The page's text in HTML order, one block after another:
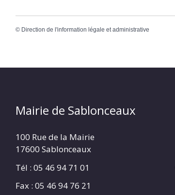
© Direction de l'information légale et administrative
Mairie de Sablonceaux
100 Rue de la Mairie
17600 Sablonceaux
Tél : 05 46 94 71 01
Fax : 05 46 94 76 21